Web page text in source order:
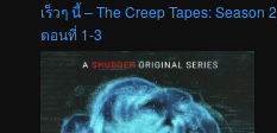
เร็วๆ นี้ – The Creep Tapes: Season
ตอนที่ 1-3